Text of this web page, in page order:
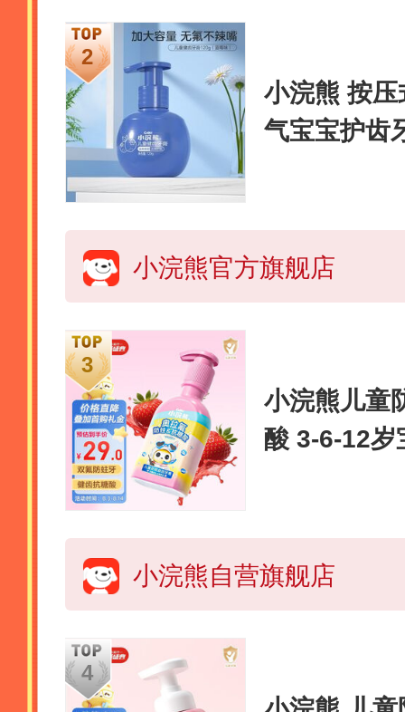
小浣熊 按
气宝宝护齿
小浣熊官方旗舰店
小浣熊儿童
酸 3-6-12岁
小浣熊自营旗舰店